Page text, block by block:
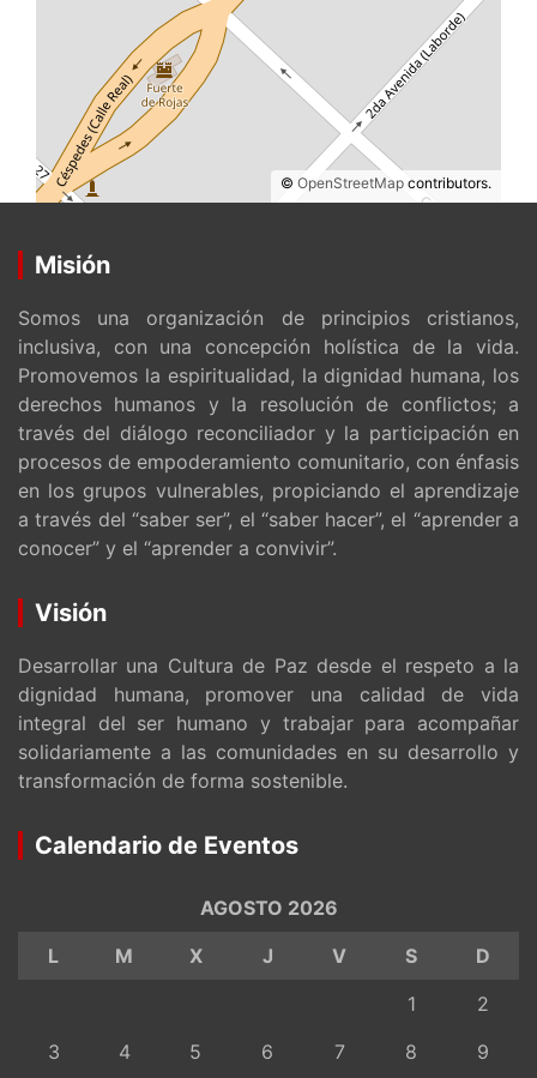
© OpenStreetMap contributors.
Misión
Somos una organización de principios cristianos,
inclusiva, con una concepción holística de la vida.
Promovemos la espiritualidad, la dignidad humana, los
derechos humanos y la resolución de conflictos; a
través del diálogo reconciliador y la participación en
procesos de empoderamiento comunitario, con énfasis
en los grupos vulnerables, propiciando el aprendizaje
a través del “saber ser”, el “saber hacer”, el “aprender a
conocer” y el “aprender a convivir”.
Visión
Desarrollar una Cultura de Paz desde el respeto a la
dignidad humana, promover una calidad de vida
integral del ser humano y trabajar para acompañar
solidariamente a las comunidades en su desarrollo y
transformación de forma sostenible.
Calendario de Eventos
AGOSTO 2026
L
M X J V S
D
1
2
3
4 5 6 7 8
9